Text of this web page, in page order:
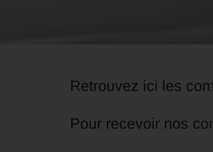
Retrouvez ici les
Pour recevoir nos